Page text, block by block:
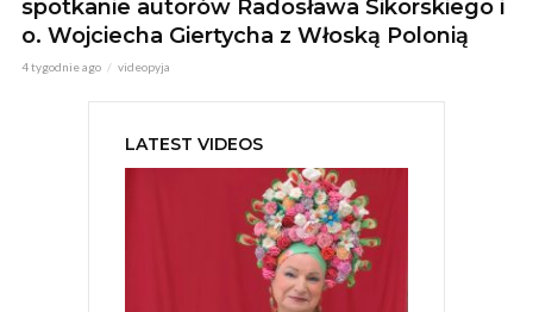
spotkanie autorów Radosława Sikorskiego i
o. Wojciecha Giertycha z Włoską Polonią
4 tygodnie ago videopyja
LATEST VIDEOS